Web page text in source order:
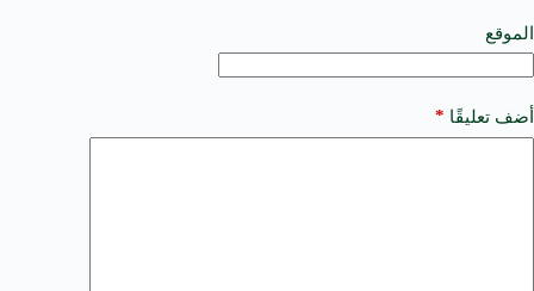
الموقع
أضف تعليقًا *
e
: